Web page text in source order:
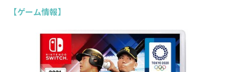
【ゲーム情報】